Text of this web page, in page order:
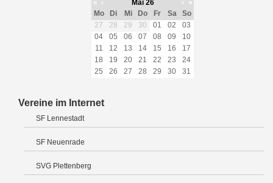
« ‹ Mai 26 ›
»
Mo
Di Mi Do Fr Sa
So
27
28 29 30 01 02
03
04
05 06 07 08 09
10
11
12 13 14 15 16
17
18
19 20 21 22 23
24
25
26 27 28 29 30 31
Vereine im Internet
SF Lennestadt
SF Neuenrade
SVG Plettenberg